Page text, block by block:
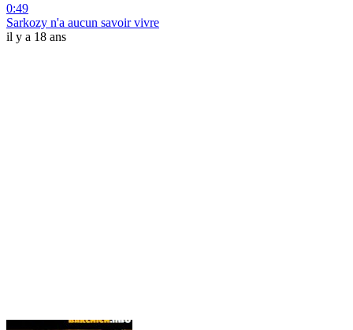
0:49
Sarkozy n'a aucun savoir vivre
il y a 18 ans